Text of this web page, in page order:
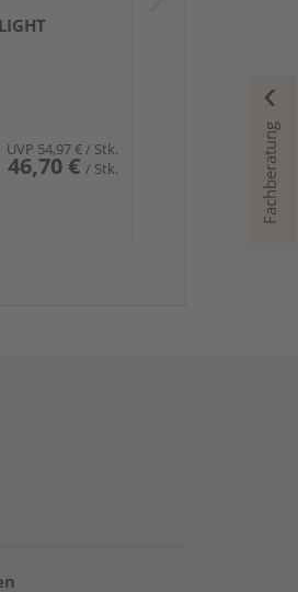
UVP 54,97 € / Stk.
46,70 € / Stk. Fachberatung